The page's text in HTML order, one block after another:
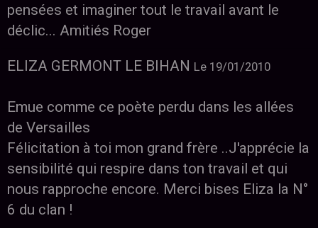
pensées et imaginer tout le travail avant le
déclic... Amitiés Roger
ELIZA GERMONT LE BIHAN Le 19/01/2010
Emue comme ce poète perdu dans les allées
de Versailles
Félicitation à toi mon grand frère ..J'apprécie la
sensibilité qui respire dans ton travail et qui
nous rapproche encore. Merci bises Eliza la N°
6 du clan !